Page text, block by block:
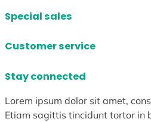
Special sales
Customer service
Stay connected
Lorem ipsum dolor sit amet,
Etiam sagittis tincidunt tortor in